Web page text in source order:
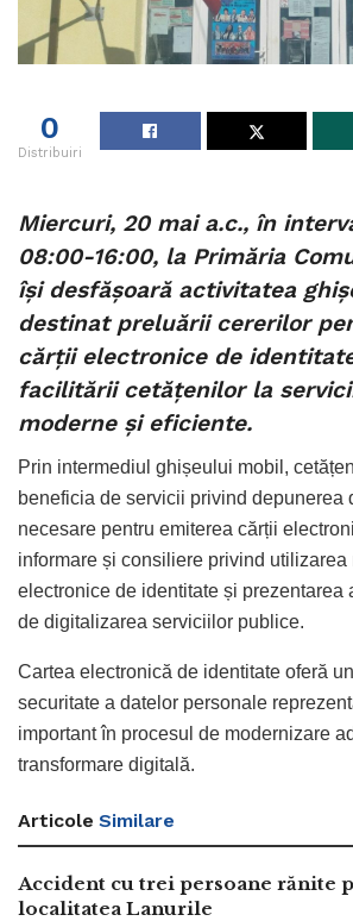
0
Distribuiri
Miercuri, 20 mai a.c., în
08:00-16:00, la Primăria
își desfășoară activitatea
destinat preluării cererilor
cărții electronice de
facilitării cetățenilor la
moderne și eficiente.
Prin intermediul ghișeului mobil,
beneficia de servicii privind depunerea
necesare pentru emiterea cărții
informare și consiliere privind utilizarea
electronice de identitate și prezentarea
de digitalizarea serviciilor publice.
Cartea electronică de identitate oferă
securitate a datelor personale
important în procesul de modernizare
transformare digitală.
Articole Similare
Accident cu trei persoane rănite
localitatea Lanurile